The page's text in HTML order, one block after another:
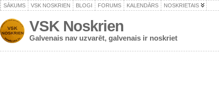
SĀKUMS VSK NOSKRIEN BLOGI FORUMS KALENDĀRS NOSKRIETAIS
VSK Noskrien
Galvenais nav uzvarēt, galvenais ir noskriet